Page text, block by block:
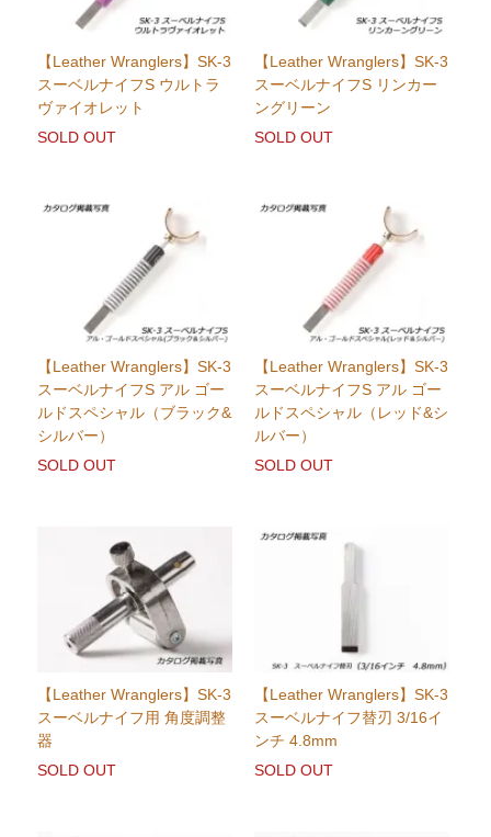
【Leather Wranglers】SK-3
スーベルナイフS ウルトラ
ヴァイオレット
SOLD OUT
【Leather Wranglers】SK-3
スーベルナイフS リンカー
ングリーン
SOLD OUT
【Leather Wranglers】SK-3
スーベルナイフS アル ゴー
ルドスペシャル（ブラック&
シルバー）
SOLD OUT
【Leather Wranglers】SK-3
スーベルナイフS アル ゴー
ルドスペシャル（レッド&シ
ルバー）
SOLD OUT
【Leather Wranglers】SK-3
スーベルナイフ用 角度調整
器
SOLD OUT
【Leather Wranglers】SK-3
スーベルナイフ替刃 3/16イ
ンチ 4.8mm
SOLD OUT